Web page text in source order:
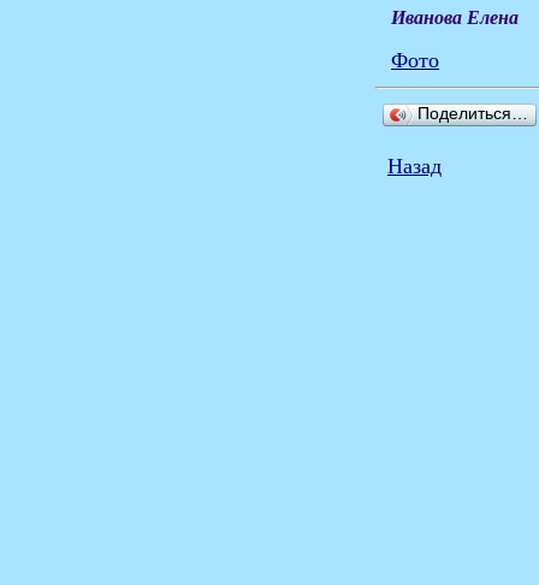
Иванова Елена
Фото
Поделиться…
Назад